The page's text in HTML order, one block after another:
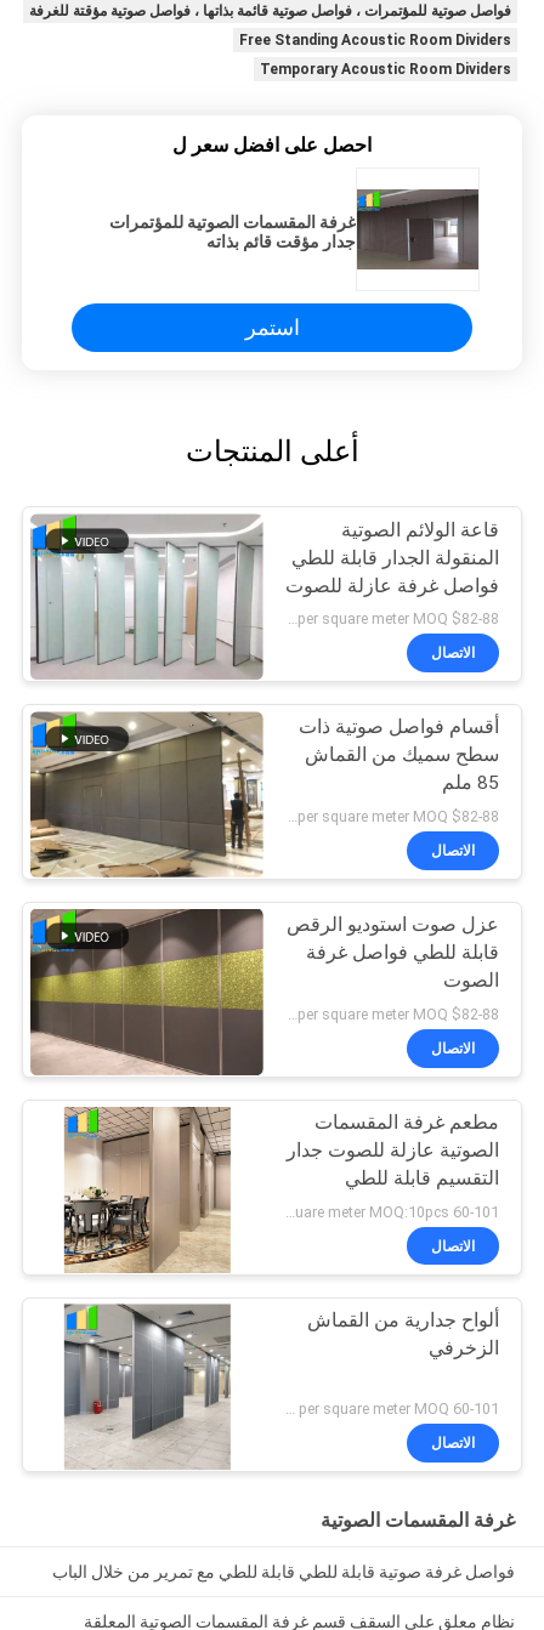
فواصل صوتية للمؤتمرات ، فواصل صوتية قائمة بذاتها ، فواصل صوتية مؤقتة للغرفة
Free Standing Acoustic Room Dividers
Temporary Acoustic Room Dividers
احصل على افضل سعر ل
غرفة المقسمات الصوتية للمؤتمرات
جدار مؤقت قائم بذاته
استمر
أعلى المنتجات
قاعة الولائم الصوتية
المنقولة الجدار قابلة للطي
فواصل غرفة عازلة للصوت
$82-88 per square meter MOQ:لا موك ، نرحب بكمية صغيرة
الاتصال
أقسام فواصل صوتية ذات
سطح سميك من القماش
85 ملم
$82-88 per square meter MOQ:لا موك ، نرحب بكمية صغيرة
الاتصال
عزل صوت استوديو الرقص
قابلة للطي فواصل غرفة
الصوت
الاتصال
مطعم غرفة المقسمات
الصوتية عازلة للصوت جدار
التقسيم قابلة للطي
الاتصال
ألواح جدارية من القماش
الزخرفي
60-101 USD per square meter MOQ:ما من MOQ
الاتصال
غرفة المقسمات الصوتية
فواصل غرفة صوتية قابلة للطي قابلة للطي مع تمرير من خلال الباب
نظام معلق على السقف قسم غرفة المقسمات الصوتية المعلقة